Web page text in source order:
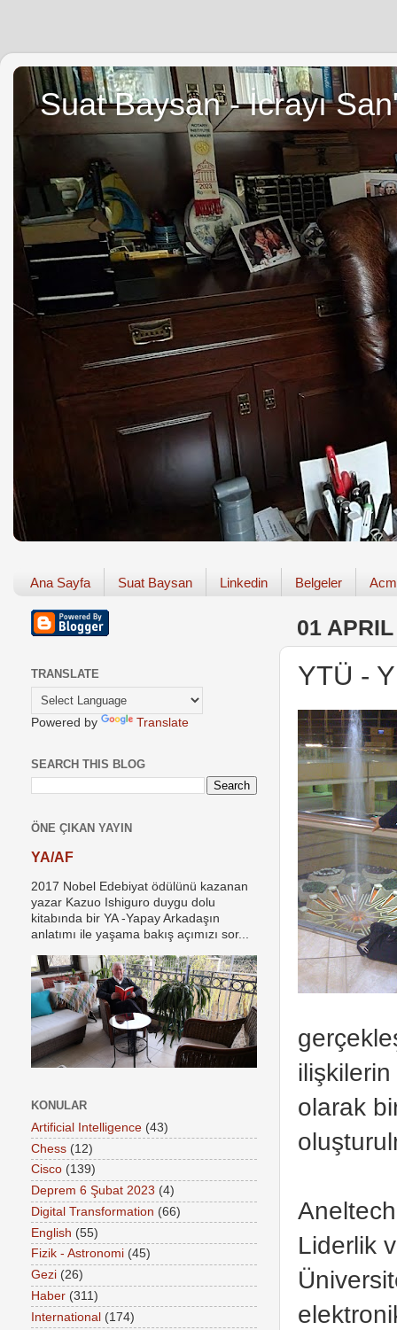
Suat Baysan - İcrayı
Ana Sayfa Suat Baysan Linkedin Belgeler
01
YTÜ -
ilişkilerin
olarak
Liderlik
TRANSLATE
Powered by Translate
SEARCH THIS BLOG
ÖNE ÇIKAN YAYIN
YA/AF
2017 Nobel Edebiyat ödülünü kazanan
yazar Kazuo Ishiguro duygu dolu
kitabında bir YA -Yapay Arkadaşın
anlatımı ile yaşama bakış açımızı sor...
KONULAR
Artificial Intelligence (43)
Chess (12)
Cisco (139)
Deprem 6 Şubat 2023 (4)
Digital Transformation (66)
English (55)
Fizik - Astronomi (45)
Gezi (26)
Haber (311)
International (174)